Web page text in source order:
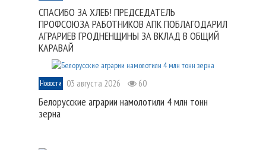
СПАСИБО ЗА ХЛЕБ! ПРЕДСЕДАТЕЛЬ
ПРОФСОЮЗА РАБОТНИКОВ АПК ПОБЛАГОДАРИЛ
АГРАРИЕВ ГРОДНЕНЩИНЫ ЗА ВКЛАД В ОБЩИЙ
КАРАВАЙ
Новости 03 августа 2026 60
Белорусские аграрии намолотили 4 млн тонн
зерна